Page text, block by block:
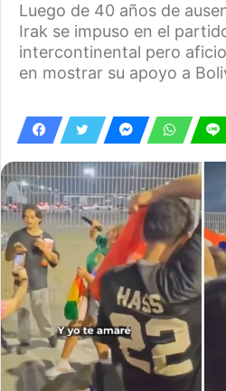
Luego de 40 años de
Irak se impuso en el
intercontinental pero
en mostrar su apoyo a